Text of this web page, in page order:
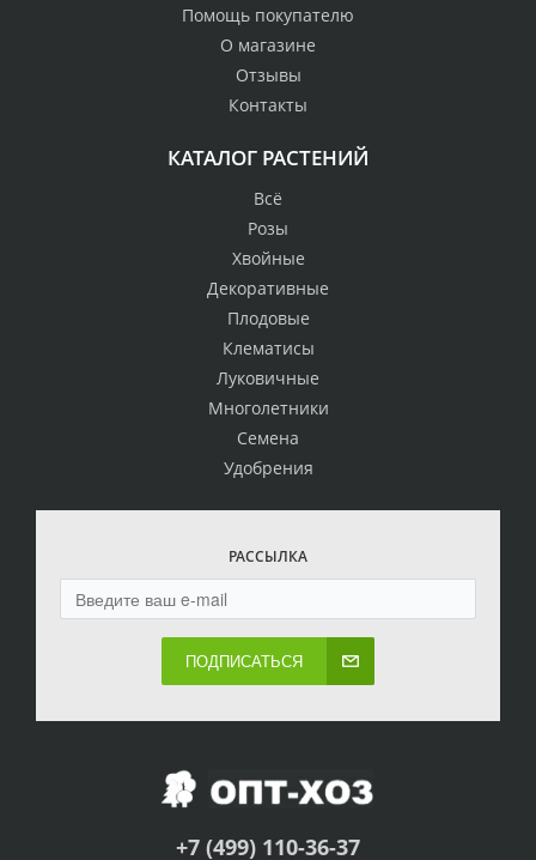
Помощь покупателю
О магазине
Отзывы
Контакты
КАТАЛОГ РАСТЕНИЙ
Всё
Розы
Хвойные
Декоративные
Плодовые
Клематисы
Луковичные
Многолетники
Семена
Удобрения
РАССЫЛКА
ПОДПИСАТЬСЯ
+7 (499) 110-36-37